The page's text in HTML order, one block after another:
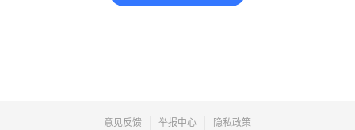
意见反馈 举报中心 隐私政策